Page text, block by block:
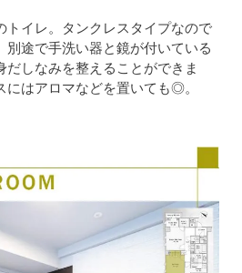
トイレ。タンクレスタイプなので
別途で手洗い器と鏡が付いている
だしなみを整えることができま
にはアロマなどを置いても◎。